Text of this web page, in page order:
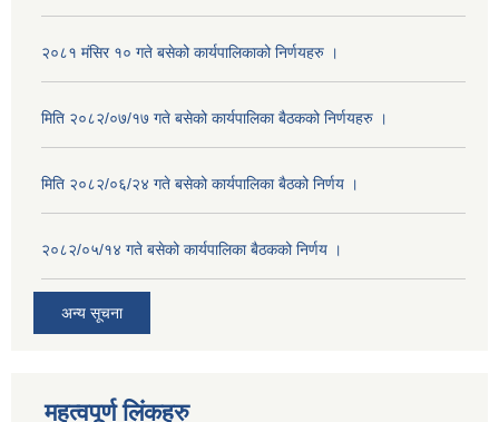
२०८१ मंसिर १० गते बसेको कार्यपालिकाको निर्णयहरु ।
मिति २०८२/०७/१७ गते बसेको कार्यपालिका बैठकको निर्णयहरु ।
मिति २०८२/०६/२४ गते बसेको कार्यपालिका बैठको निर्णय ।
२०८२/०५/१४ गते बसेको कार्यपालिका बैठकको निर्णय ।
अन्य सूचना
महत्वपूर्ण लिंकहरु